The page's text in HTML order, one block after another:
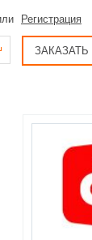
Регистрация
ЗАКАЗАТЬ